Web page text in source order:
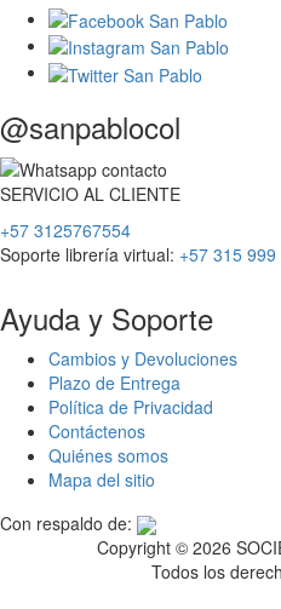
@sanpablocol
SERVICIO AL CLIENTE
+57 3125767554
Soporte librería virtual: +57 315 999
Ayuda y Soporte
Cambios y Devoluciones
Plazo de Entrega
Política de Privacidad
Contáctenos
Quiénes somos
Mapa del sitio
Con respaldo de:
Copyright © 2026
Todos los